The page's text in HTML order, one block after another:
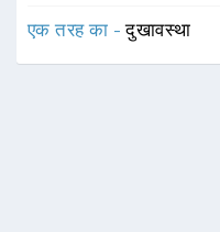
एक तरह का -दुखावस्था